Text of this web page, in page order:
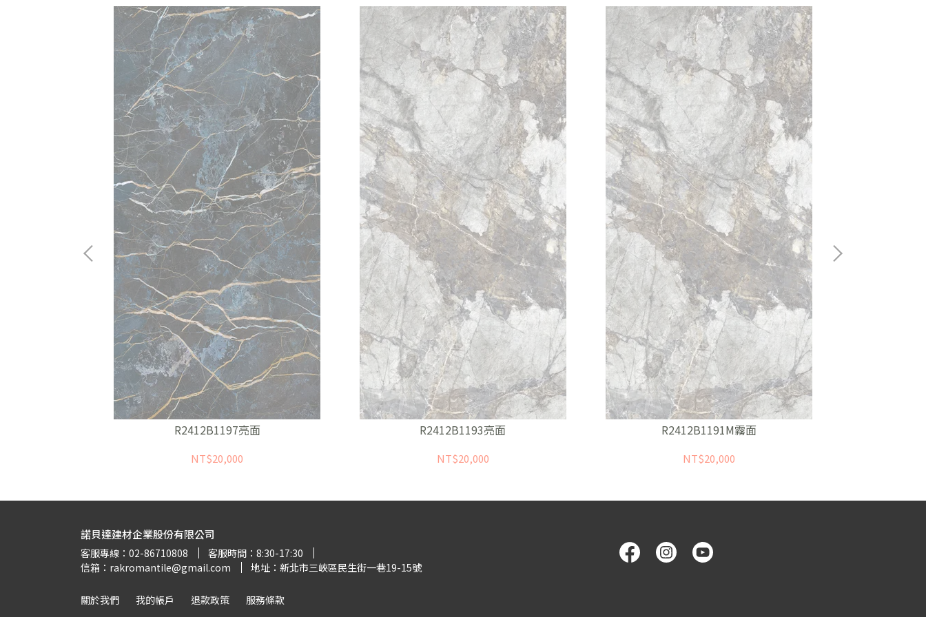
R2412B1197亮面
NT$20,000
R2412B1193亮面
NT$20,000
R2412B1191M霧面
NT$20,000
諾貝達建材企業股份有限公司
客服專線：02-86710808
客服時間：8:30-17:30
信箱：rakromantile@gmail.com
地址：新北市三峽區民生街一巷19-15號
關於我們 我的帳戶 退款政策 服務條款